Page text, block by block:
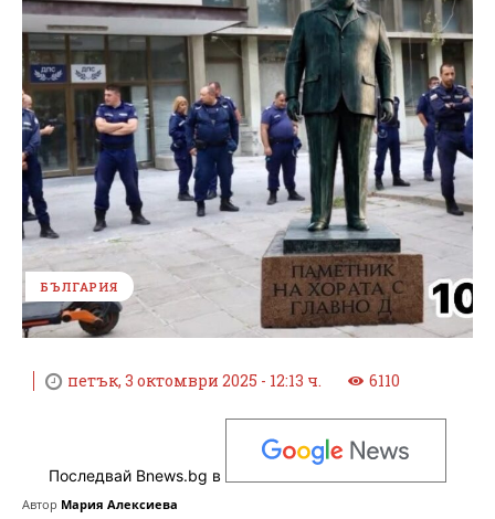
БЪЛГАРИЯ
петък, 3 октомври 2025 - 12:13 ч. 6110
Последвай Bnews.bg в
Автор Мария Алексиева